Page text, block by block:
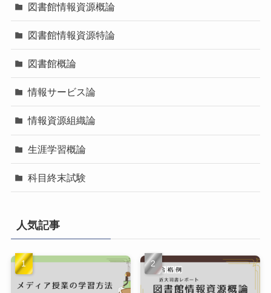
図書館情報資源概論
図書館情報資源特論
図書館概論
情報サービス論
情報資源組織論
生涯学習概論
科目終末試験
人気記事